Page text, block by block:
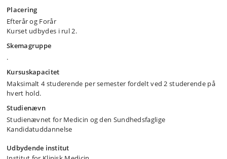
Placering
Efterår og Forår
Kurset udbydes i rul 2.
Skemagruppe
.
Kursuskapacitet
Maksimalt 4 studerende per semester fordelt ved 2 studerende på
hvert hold.
Studienævn
Studienævnet for Medicin og den Sundhedsfaglige
Kandidatuddannelse
Udbydende institut